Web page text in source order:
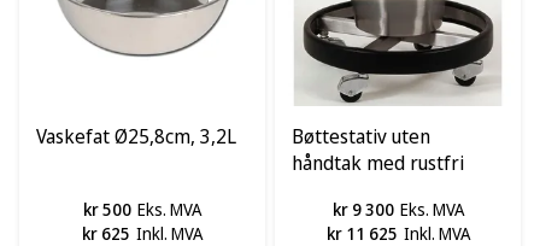
Vaskefat Ø25,8cm, 3,2L
kr 500 Eks. MVA
kr 625 Inkl. MVA
Bøttestativ uten
håndtak med rustfri
kr 9 300 Eks. MVA
kr 11 625 Inkl. MVA